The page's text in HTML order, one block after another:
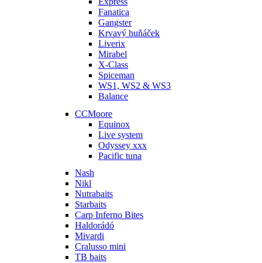
Fanatica
Gangster
Krvavý huňáček
Liverix
Mirabel
X-Class
Spiceman
WS1, WS2 & WS3
Balance
CCMoore
Equinox
Live system
Odyssey xxx
Pacific tuna
Nash
Nikl
Nutrabaits
Starbaits
Carp Inferno Bites
Haldorádó
Mivardi
Cralusso mini
TB baits